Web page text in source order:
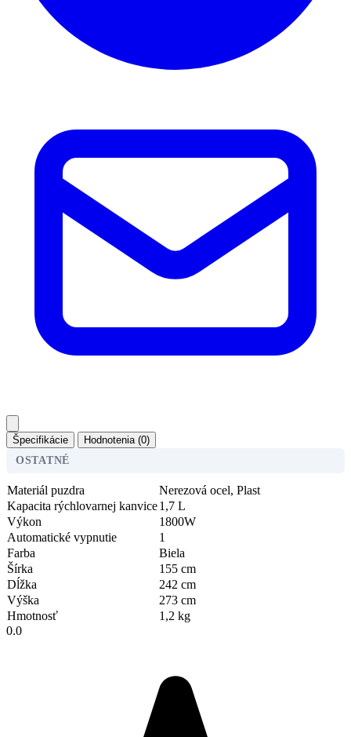
Špecifikácie
Hodnotenia (0)
OSTATNÉ
Materiál puzdra
Nerezová ocel, Plast
Kapacita rýchlovarnej kanvice1,7 L
Výkon
1800W
Automatické vypnutie
1
Farba
Biela
Šírka
155 cm
Dĺžka
242 cm
Výška
273 cm
Hmotnosť
1,2 kg
0.0